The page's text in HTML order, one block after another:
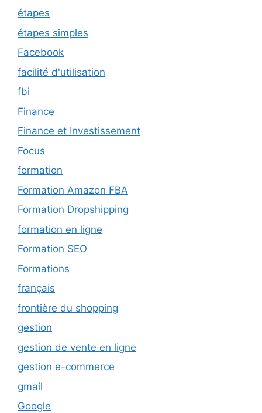
étapes
étapes simples
Facebook
facilité d'utilisation
fbi
Finance
Finance et Investissement
Focus
formation
Formation Amazon FBA
Formation Dropshipping
formation en ligne
Formation SEO
Formations
français
frontière du shopping
gestion
gestion de vente en ligne
gestion e-commerce
gmail
Google